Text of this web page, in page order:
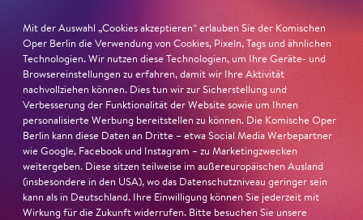
22. Juni 2026
Paradies und Abgrund
Von lautem Flehen, sanfter Trauer und dem viel zu
frühen Abschied im französischem ChorkonzertSacre
Chor
Mit der Auswahl „Cookies akzeptieren“ erlauben Sie der Komischen
Oper Berlin die Verwendung von Cookies, Pixeln, Tags und ähnlichen
Technologien. Wir nutzen diese Technologien, um Ihre Geräte- und
Browsereinstellungen zu erfahren, damit wir Ihre Aktivität
nachvollziehen können. Dies tun wir zur Sicherstellung und
Verbesserung der Funktionalität der Website sowie um Ihnen
personalisierte Werbung bereitstellen zu können. Die Komische Oper
Berlin kann diese Daten an Dritte – etwa Social Media Werbepartner
wie Google, Facebook und Instagram – zu Marketingzwecken
weitergeben. Diese sitzen teilweise im außereuropäischen Ausland
(insbesondere in den USA), wo das Datenschutzniveau geringer sein
kann als in Deutschland. Ihre Einwilligung können Sie jederzeit mit
Wirkung für die Zukunft widerrufen. Bitte besuchen Sie unsere